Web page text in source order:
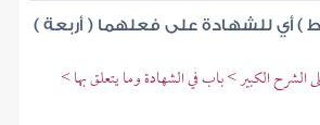
) أي للشهادة على فعلهما ( أربعة )
الكبير > باب في الشهادة وما يتعلق بها >